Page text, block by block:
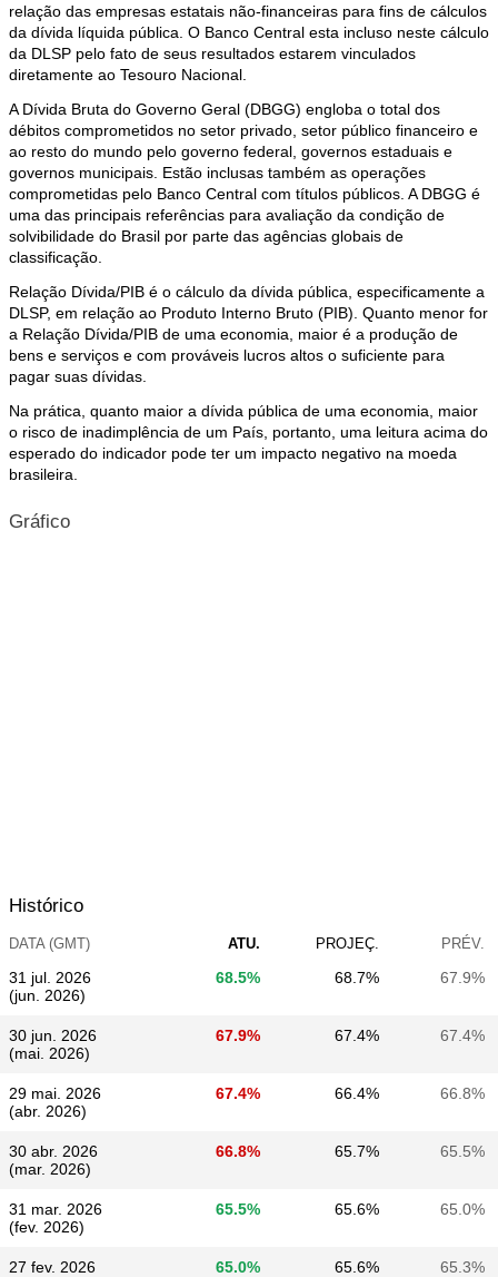
relação das empresas estatais não-financeiras para fins de cálculos
da dívida líquida pública. O Banco Central esta incluso neste cálculo
da DLSP pelo fato de seus resultados estarem vinculados
diretamente ao Tesouro Nacional.
A Dívida Bruta do Governo Geral (DBGG) engloba o total dos
débitos comprometidos no setor privado, setor público financeiro e
ao resto do mundo pelo governo federal, governos estaduais e
governos municipais. Estão inclusas também as operações
comprometidas pelo Banco Central com títulos públicos. A DBGG é
uma das principais referências para avaliação da condição de
solvibilidade do Brasil por parte das agências globais de
classificação.
Relação Dívida/PIB é o cálculo da dívida pública, especificamente a
DLSP, em relação ao Produto Interno Bruto (PIB). Quanto menor for
a Relação Dívida/PIB de uma economia, maior é a produção de
bens e serviços e com prováveis lucros altos o suficiente para
pagar suas dívidas.
Na prática, quanto maior a dívida pública de uma economia, maior
o risco de inadimplência de um País, portanto, uma leitura acima do
esperado do indicador pode ter um impacto negativo na moeda
brasileira.
Gráfico
Histórico
DATA (GMT) ATU. PROJEÇ. PRÉV.
31 jul. 2026
(jun. 2026)
68.5% 68.7% 67.9%
30 jun. 2026
(mai. 2026)
67.9% 67.4% 67.4%
29 mai. 2026
(abr. 2026)
67.4% 66.4% 66.8%
30 abr. 2026
(mar. 2026)
66.8% 65.7% 65.5%
31 mar. 2026
(fev. 2026)
65.5% 65.6% 65.0%
27 fev. 2026
65.0% 65.6% 65.3%